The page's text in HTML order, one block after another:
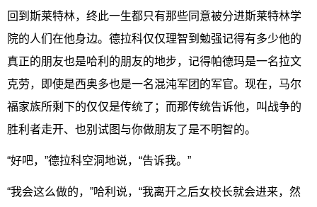
回到斯莱特林，终此一生都只有那些同意被分进斯莱特林学
院的人们在他身边。德拉科仅仅理智到勉强记得有多少他的
真正的朋友也是哈利的朋友的地步，记得帕德玛是一名拉文
克劳，即使是西奥多也是一名混沌军团的军官。现在，马尔
福家族所剩下的仅仅是传统了；而那传统告诉他，叫战争的
胜利者走开、也别试图与你做朋友了是不明智的。
“好吧，”德拉科空洞地说，“告诉我。”
“我会这么做的，”哈利说，“我离开之后女校长就会进来，然